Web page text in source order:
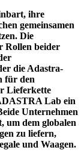
ihre
gemeinsamen
Die
Rollen beider
die Adastra-
für den
Lieferkette
Lab ein
Unternehmen
um dem globalen
zu liefern,
und Waagen.